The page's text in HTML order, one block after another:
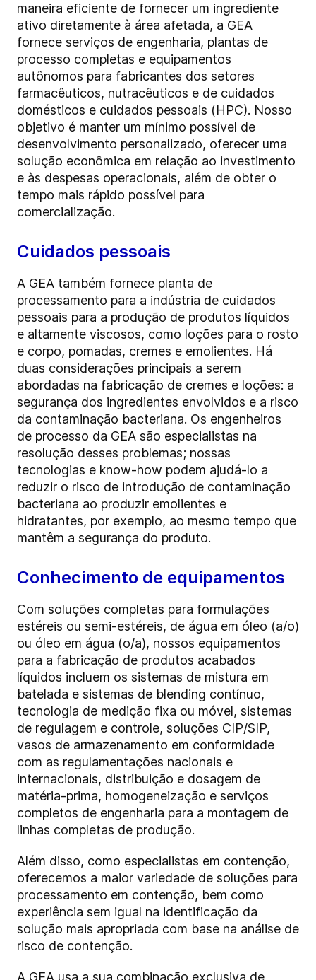
maneira eficiente de fornecer um ingrediente
ativo diretamente à área afetada, a GEA
fornece serviços de engenharia, plantas de
processo completas e equipamentos
autônomos para fabricantes dos setores
farmacêuticos, nutracêuticos e de cuidados
domésticos e cuidados pessoais (HPC). Nosso
objetivo é manter um mínimo possível de
desenvolvimento personalizado, oferecer uma
solução econômica em relação ao investimento
e às despesas operacionais, além de obter o
tempo mais rápido possível para
comercialização.
Cuidados pessoais
A GEA também fornece planta de
processamento para a indústria de cuidados
pessoais para a produção de produtos líquidos
e altamente viscosos, como loções para o rosto
e corpo, pomadas, cremes e emolientes. Há
duas considerações principais a serem
abordadas na fabricação de cremes e loções: a
segurança dos ingredientes envolvidos e a risco
da contaminação bacteriana. Os engenheiros
de processo da GEA são especialistas na
resolução desses problemas; nossas
tecnologias e know-how podem ajudá-lo a
reduzir o risco de introdução de contaminação
bacteriana ao produzir emolientes e
hidratantes, por exemplo, ao mesmo tempo que
mantêm a segurança do produto.
Conhecimento de equipamentos
Com soluções completas para formulações
estéreis ou semi-estéreis, de água em óleo (a/o)
ou óleo em água (o/a), nossos equipamentos
para a fabricação de produtos acabados
líquidos incluem os sistemas de mistura em
batelada e sistemas de blending contínuo,
tecnologia de medição fixa ou móvel, sistemas
de regulagem e controle, soluções CIP/SIP,
vasos de armazenamento em conformidade
com as regulamentações nacionais e
internacionais, distribuição e dosagem de
matéria-prima, homogeneização e serviços
completos de engenharia para a montagem de
linhas completas de produção.
Além disso, como especialistas em contenção,
oferecemos a maior variedade de soluções para
processamento em contenção, bem como
experiência sem igual na identificação da
solução mais apropriada com base na análise de
risco de contenção.
A GEA usa a sua combinação exclusiva de